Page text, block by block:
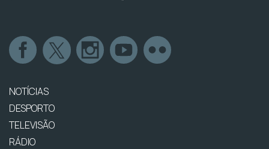
NOTÍCIAS
DESPORTO
TELEVISÃO
RÁDIO